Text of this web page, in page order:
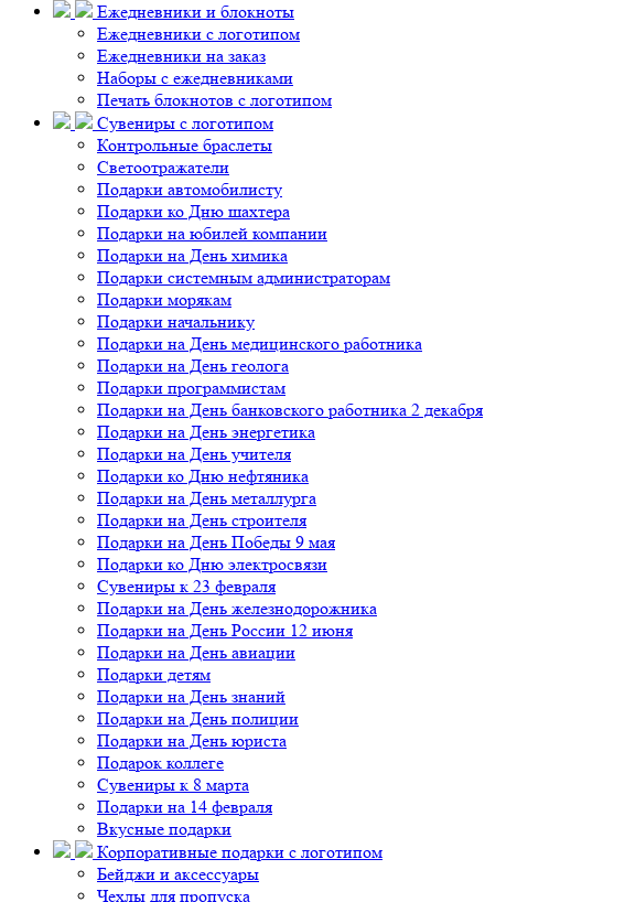
Ежедневники и блокноты
Ежедневники с логотипом
Ежедневники на заказ
Наборы с ежедневниками
Печать блокнотов с логотипом
Сувениры с логотипом
Контрольные браслеты
Светоотражатели
Подарки автомобилисту
Подарки ко Дню шахтера
Подарки на юбилей компании
Подарки на День химика
Подарки системным администраторам
Подарки морякам
Подарки начальнику
Подарки на День медицинского работника
Подарки на День геолога
Подарки программистам
Подарки на День банковского работника 2 декабря
Подарки на День энергетика
Подарки на День учителя
Подарки ко Дню нефтяника
Подарки на День металлурга
Подарки на День строителя
Подарки на День Победы 9 мая
Подарки ко Дню электросвязи
Сувениры к 23 февраля
Подарки на День железнодорожника
Подарки на День России 12 июня
Подарки на День авиации
Подарки детям
Подарки на День знаний
Подарки на День полиции
Подарки на День юриста
Подарок коллеге
Сувениры к 8 марта
Подарки на 14 февраля
Вкусные подарки
Корпоративные подарки с логотипом
Бейджи и аксессуары
Чехлы для пропуска